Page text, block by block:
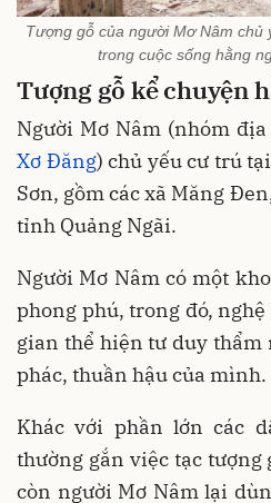
Tượng gỗ của người Mơ Nâm chủ
trong cuộc sống hằng
Tượng gỗ kể chuyện
Người Mơ Nâm (nhóm
Xơ Đăng) chủ yếu cư trú
Sơn, gồm các xã Măng
tỉnh Quảng Ngãi.
Người Mơ Nâm có một
phong phú, trong đó,
gian thể hiện tư duy thẩm
phác, thuần hậu của mình.
Khác với phần lớn các
thường gắn việc tạc tượng
còn người Mơ Nâm lại